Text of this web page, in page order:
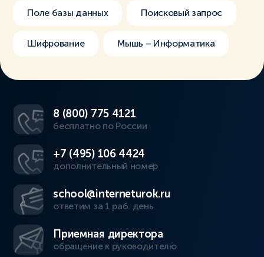
Поле базы данных Поисковый запрос
Шифрование Мышь – Информатика
8 (800) 775 4121
бесплатно по России
+7 (495) 106 4424
дополнительный номер
school@interneturok.ru
ответим за 1 раб. день
Приемная директора
обращение к руководителю